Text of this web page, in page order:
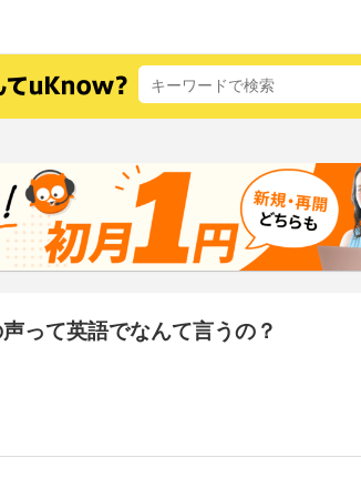
って英語でなんて言うの？